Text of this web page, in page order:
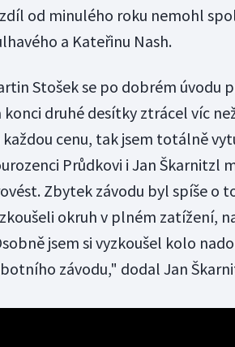
od minulého roku nemohl
a Kateřinu Nash.
Stošek se po dobrém úvodu
konci druhé desítky ztrácel víc
každou cenu, tak jsem totálně
Průdkovi i Jan Škarnitzl
Zbytek závodu byl spíše o
okruh v plném zatížení,
jsem si vyzkoušel kolo
závodu," dodal Jan